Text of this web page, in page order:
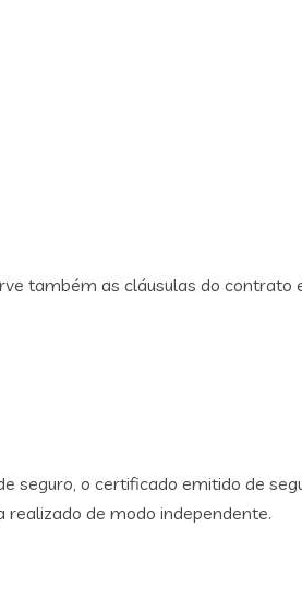
também as cláusulas do contrato
o certificado emitido de
realizado de modo independente.